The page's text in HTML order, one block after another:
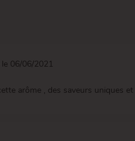
le 06/06/2021
arôme , des saveurs uniques